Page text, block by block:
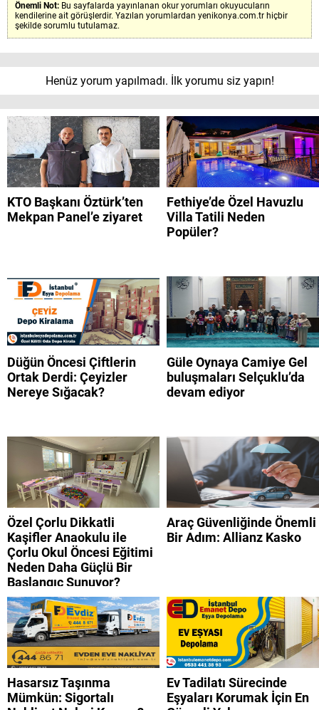
Önemli Not: Bu sayfalarda yayınlanan okur yorumları okuyucuların
kendilerine ait görüşlerdir. Yazılan yorumlardan yenikonya.com.tr hiçbir
şekilde sorumlu tutulamaz.
Henüz yorum yapılmadı. İlk yorumu siz yapın!
KTO Başkanı Öztürk’ten
Mekpan Panel’e ziyaret
Fethiye’de Özel Havuzlu
Villa Tatili Neden
Popüler?
Düğün Öncesi Çiftlerin
Ortak Derdi: Çeyizler
Nereye Sığacak?
Güle Oynaya Camiye Gel
buluşmaları Selçuklu’da
devam ediyor
Özel Çorlu Dikkatli
Kaşifler Anaokulu ile
Çorlu Okul Öncesi Eğitimi
Neden Daha Güçlü Bir
Başlangıç Sunuyor?
Araç Güvenliğinde Önemli
Bir Adım: Allianz Kasko
Hasarsız Taşınma
Mümkün: Sigortalı
Ev Tadilatı Sürecinde
Eşyaları Korumak İçin En